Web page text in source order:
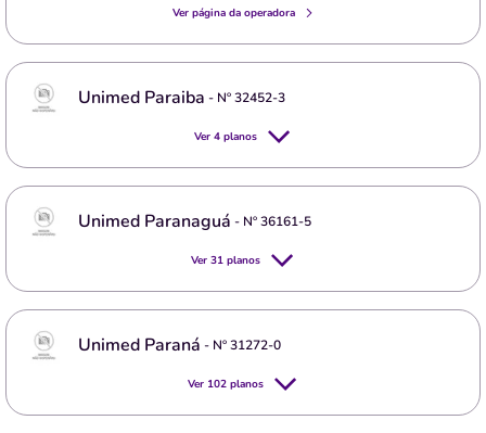
Ver página da operadora
Unimed Paraiba - Nº32452-3
Ver 4 planos
Unimed Paranaguá - Nº36161-5
Ver 31 planos
Unimed Paraná - Nº31272-0
Ver 102 planos